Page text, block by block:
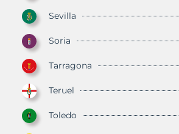
Sevilla
Soria
Tarragona
Teruel
Toledo